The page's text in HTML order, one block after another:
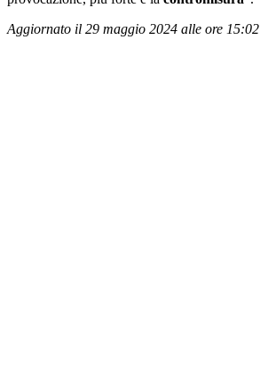
Aggiornato il 29 maggio 2024 alle ore 15:02